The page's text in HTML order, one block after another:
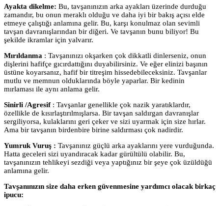
Ayakta dikelme: Bu, tavşanınızın arka ayakları üzerinde durduğu
zamandır, bu onun meraklı olduğu ve daha iyi bir bakış açısı elde
etmeye çalıştığı anlamına gelir. Bu, karşı konulmaz olan sevimli
tavşan davranışlarından bir diğeri. Ve tavşanın bunu biliyor! Bu
şekilde ikramlar için yalvarır.
Mırıldanma : Tavşanınızı okşarken çok dikkatli dinlerseniz, onun
dişlerini hafifçe gıcırdattığını duyabilirsiniz. Ve eğer elinizi başının
üstüne koyarsanız, hafif bir titreşim hissedebileceksiniz. Tavşanlar
mutlu ve memnun olduklarında böyle yaparlar. Bir kedinin
mırlaması ile aynı anlama gelir.
Sinirli /Agresif: Tavşanlar genellikle çok nazik yaratıklardır,
özellikle de kısırlaştırılmışlarsa. Bir tavşan saldırgan davranışlar
sergiliyorsa, kulaklarını geri çeker ve sizi uyarmak için size hırlar.
Ama bir tavşanın birdenbire birine saldırması çok nadirdir.
Yumruk Vuruş : Tavşanınız güçlü arka ayaklarını yere vurduğunda.
Hatta geceleri sizi uyandıracak kadar gürültülü olabilir. Bu,
tavşanınızın tehlikeyi sezdiği veya yaptığınız bir şeye çok üzüldüğü
anlamına gelir.
Tavşanınızın size daha erken güvenmesine yardımcı olacak birkaç
ipucu: